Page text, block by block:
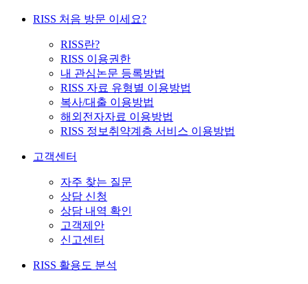
RISS 처음 방문 이세요?
RISS란?
RISS 이용권한
내 관심논문 등록방법
RISS 자료 유형별 이용방법
복사/대출 이용방법
해외전자자료 이용방법
RISS 정보취약계층 서비스 이용방법
고객센터
자주 찾는 질문
상담 신청
상담 내역 확인
고객제안
신고센터
RISS 활용도 분석